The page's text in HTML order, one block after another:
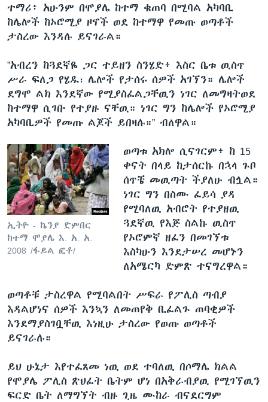
ተማሪ፥ አሁንም በሞያሌ ከተማ ቁጠባ በሚባል አካባቢ
ከሌሎች ከኦሮሚያ ዞኖች ወደ ከተማዋ የመጡ ወጣቶች
ታስረው እንዳሉ ይናገራል።
”አብረን ከጓደኛዬ ጋር ተይዘን ስንሄድ፥ እስር ቤቱ ዉስጥ
ሥራ ፍለጋ የሄዱ፣ ሌሎች የታሰሩ ሰዎች አገኘን። ሌሎች
ደግሞ ልክ እንደኛው የሚያስፈልጋቸዉን ነገር ለመግዛትወደ
ከተማዋ ሲገቡ የተያዙ ናቸዉ። ነገር ግን ከሌሎች የኦሮሚያ
አካባቢዎች የመጡ ልጆች ይበዛሉ።” ብለዋል።
ኢትዮ - ኬንያ ድምበር
ከተማ ሞያሌ እ. አ. አ.
2008 /ፋይል ፎቶ/
ወጣቱ አክሎ ሲናገርም፥ ከ 15
ቀናት በላይ ከታሰርኩ በኋላ ጉቦ
ሰጥቼ መዉጣት ችያለሁ ብሏል።
ነገር ግን በስሙ ፈይሳ ያዳ
የሚባለዉ አብሮት የተያዘዉ
ጓደኛዉ የእጅ ስልኩ ዉስጥ
የኦሮምኛ ዘፈን በመገኘቱ
እስካሁን እንደታሠረ መሆኑን
ለአሜርካ ድምጽ ተናግረዋል።
ወጣቶቹ ታስረዋል የሚባልበት ሥፍራ የፖሊስ ጣብያ
እዳልሆነና ሰዎች እንኳን ለመጠየቅ ቢፈልጉ ጠባቂዎች
እንደማያስገቧቸዉ እነዚሁ ታስረው የወጡ ወጣቶች
ይናገራሉ።
ይህ ሁኔታ እየተፈጸመ ነዉ ወደ ተባለዉ በሶማሌ ክልል
የሞያሌ ፖሊስ ጽህፈት ቤትም ሆነ በአቅራብያዉ የሚገኘዉን
ፍርድ ቤት ለማግኘት ብዙ ጊዜ ሙከራ ብናደርግም